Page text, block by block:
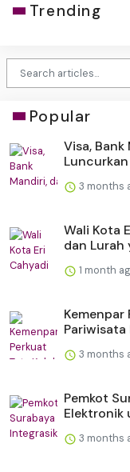
Trending
Popular
Visa,
3 months
Wali Kota
dan Lurah
1 month
Kemenpar
Pariwisata
3 months
Pemkot
Elektronik
3 months